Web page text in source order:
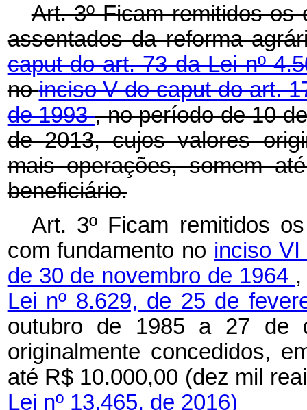
Art. 3º Ficam remitidos
assentados da reforma
caputdo art. 73 da Lei nº
noinciso V docaputdo art.
de 1993, no período de 10
de 2013, cujos valores
mais operações, somem
beneficiário.
Art. 3º Ficam remitidos
com fundamento no inciso
de 30 de novembro de 1964
Lei nº 8.629, de 25 de
outubro de 1985 a 27 de
originalmente concedidos,
até R$ 10.000,00 (dez mil
Lei nº 13.465, de 2016)